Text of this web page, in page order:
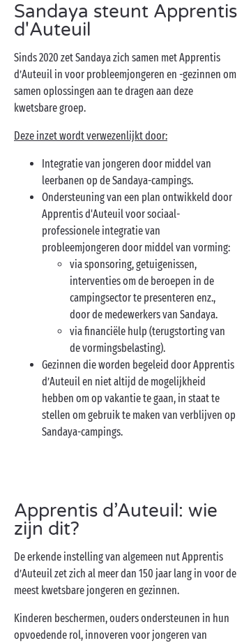
Sandaya steunt Apprentis
d'Auteuil
Sinds 2020 zet Sandaya zich samen met Apprentis
d’Auteuil in voor probleemjongeren en -gezinnen om
samen oplossingen aan te dragen aan deze
kwetsbare groep.
Deze inzet wordt verwezenlijkt door:
Integratie van jongeren door middel van
leerbanen op de Sandaya-campings.
Ondersteuning van een plan ontwikkeld door
Apprentis d'Auteuil voor sociaal-
professionele integratie van
probleemjongeren door middel van vorming:
via sponsoring, getuigenissen,
interventies om de beroepen in de
campingsector te presenteren enz.,
door de medewerkers van Sandaya.
via financiële hulp (terugstorting van
de vormingsbelasting).
Gezinnen die worden begeleid door Apprentis
d’Auteuil en niet altijd de mogelijkheid
hebben om op vakantie te gaan, in staat te
stellen om gebruik te maken van verblijven op
Sandaya-campings.
Apprentis d’Auteuil: wie
zijn dit?
De erkende instelling van algemeen nut Apprentis
d’Auteuil zet zich al meer dan 150 jaar lang in voor de
meest kwetsbare jongeren en gezinnen.
Kinderen beschermen, ouders ondersteunen in hun
opvoedende rol, innoveren voor jongeren van